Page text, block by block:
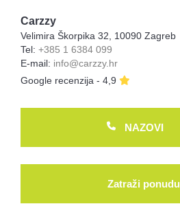
Carzzy
Velimira Škorpika 32, 10090 Zagreb
Tel: +385 1 6384 099
E-mail: info@carzzy.hr
Google recenzija - 4,9
NAZOVI
Zatraži ponudu